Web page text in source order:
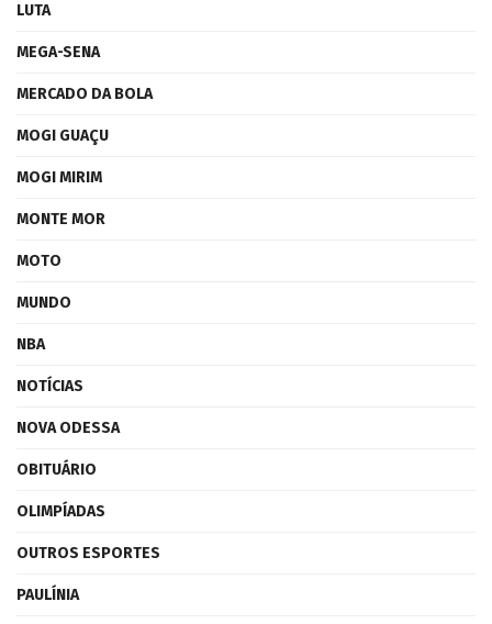
LUTA
MEGA-SENA
MERCADO DA BOLA
MOGI GUAÇU
MOGI MIRIM
MONTE MOR
MOTO
MUNDO
NBA
NOTÍCIAS
NOVA ODESSA
OBITUÁRIO
OLIMPÍADAS
OUTROS ESPORTES
PAULÍNIA